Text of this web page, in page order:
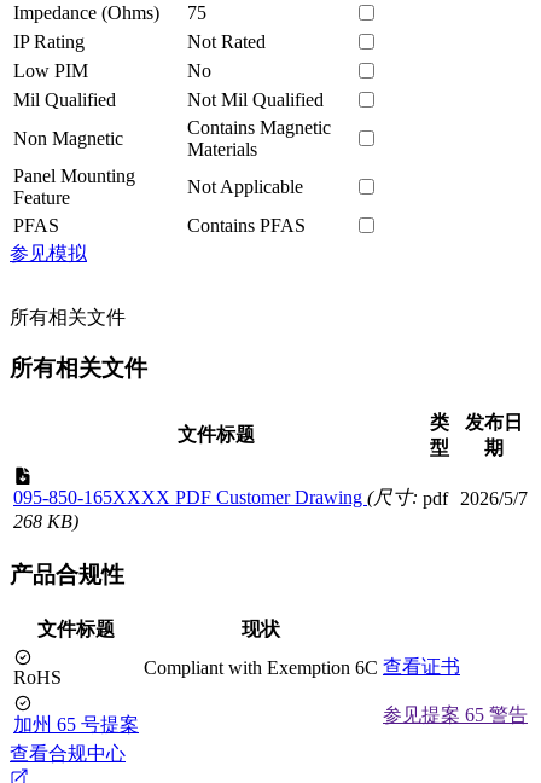
Impedance (Ohms)
75
IP Rating
Not Rated
Low PIM
No
Mil Qualified
Not Mil Qualified
Non Magnetic
Contains Magnetic
Materials
Panel Mounting
Feature
Not Applicable
PFAS
Contains PFAS
参见模拟
所有相关文件
所有相关文件
文件标题
类
型
发布日
期
095-850-165XXXX PDF Customer Drawing (尺寸:
268 KB)
pdf 2026/5/7
产品合规性
文件标题 现状
RoHS Compliant with Exemption 6C 查看证书
加州 65 号提案
参见提案 65 警告
查看合规中心